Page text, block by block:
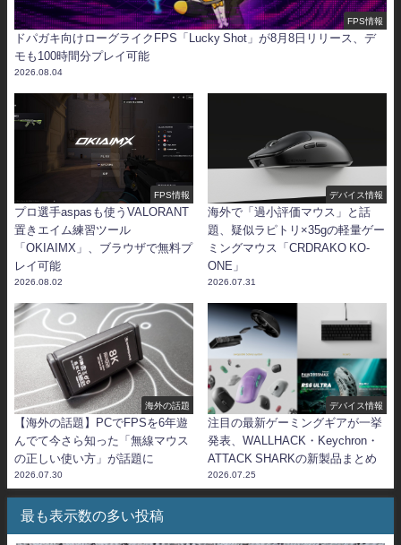
FPS情報
ドパガキ向けローグライクFPS「Lucky Shot」が8月8日リリース、デ
モも100時間分プレイ可能
2026.08.04
FPS情報
プロ選手aspasも使うVALORANT
置きエイム練習ツール
「OKIAIMX」、ブラウザで無料プ
レイ可能
2026.08.02
デバイス情報
海外で「過小評価マウス」と話
題、疑似ラピトリ×35gの軽量ゲー
ミングマウス「CRDRAKO KO-
ONE」
2026.07.31
海外の話題
【海外の話題】PCでFPSを6年遊
んでて今さら知った「無線マウス
の正しい使い方」が話題に
2026.07.30
デバイス情報
注目の最新ゲーミングギアが一挙
発表、WALLHACK・Keychron・
ATTACK SHARKの新製品まとめ
2026.07.25
最も表示数の多い投稿